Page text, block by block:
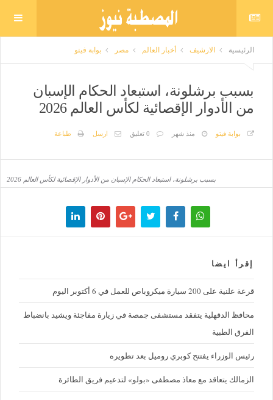
الرئيسية الارشيف أخبار العالم مصر بوابة فيتو
بسبب برشلونة، استبعاد الحكام الإسبان
من الأدوار الإقصائية لكأس العالم 2026
بوابة فيتو منذ شهر 0 تعليق ارسل طباعة
بسبب برشلونة، استبعاد الحكام الإسبان من الأدوار الإقصائية لكأس العالم 2026
إقرأ ايضا
قرعة علنية على 200 سيارة ميكروباص للعمل في 6 أكتوبر اليوم
محافظ الدقهلية يتفقد مستشفى جمصة في زيارة مفاجئة ويشيد بانضباط
الفرق الطبية
رئيس الوزراء يفتتح كوبري روميل بعد تطويره
الزمالك يتعاقد مع معاذ مصطفى «بولو» لتدعيم فريق الطائرة